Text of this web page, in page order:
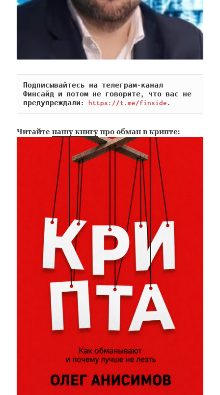
Подписывайтесь на телеграм-канал
Финсайд и потом не говорите, что вас не
предупреждали: https://t.me/finside.
Читайтенашу книгу про обман в крипте: